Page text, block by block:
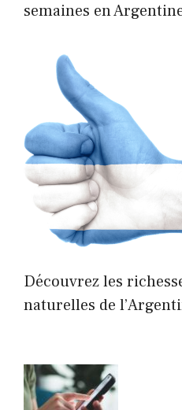
semaines en
Découvrez les
naturelles de